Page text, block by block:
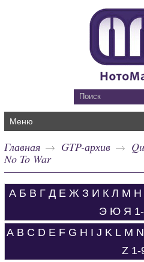
Меню
Главная GTP-архив
No To War
А Б В Г Д Е Ж З И К Л М Н
Э Ю Я
A B C D E F G H I J K L M N
Z 1-